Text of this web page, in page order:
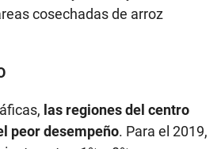
cosechadas de arroz
las regiones del centro
peor desempeño. Para el 2019,